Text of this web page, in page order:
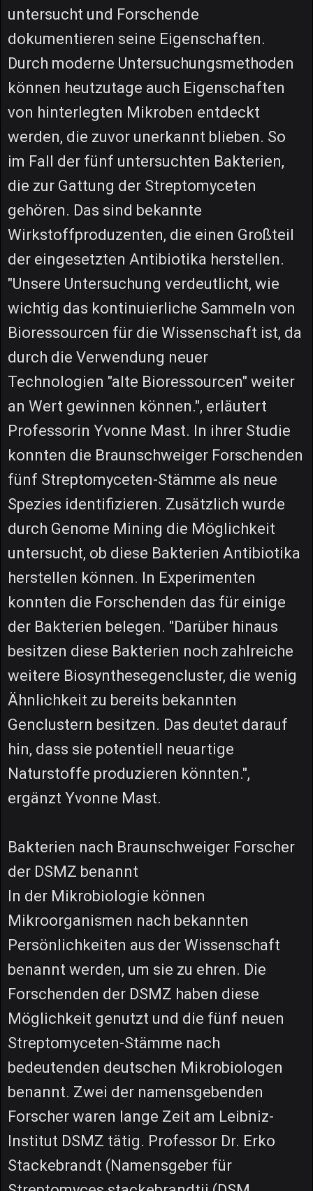
untersucht und Forschende
dokumentieren seine Eigenschaften.
Durch moderne Untersuchungsmethoden
können heutzutage auch Eigenschaften
von hinterlegten Mikroben entdeckt
werden, die zuvor unerkannt blieben. So
im Fall der fünf untersuchten Bakterien,
die zur Gattung der Streptomyceten
gehören. Das sind bekannte
Wirkstoffproduzenten, die einen Großteil
der eingesetzten Antibiotika herstellen.
"Unsere Untersuchung verdeutlicht, wie
wichtig das kontinuierliche Sammeln von
Bioressourcen für die Wissenschaft ist, da
durch die Verwendung neuer
Technologien "alte Bioressourcen" weiter
an Wert gewinnen können.", erläutert
Professorin Yvonne Mast. In ihrer Studie
konnten die Braunschweiger Forschenden
fünf Streptomyceten-Stämme als neue
Spezies identifizieren. Zusätzlich wurde
durch Genome Mining die Möglichkeit
untersucht, ob diese Bakterien Antibiotika
herstellen können. In Experimenten
konnten die Forschenden das für einige
der Bakterien belegen. "Darüber hinaus
besitzen diese Bakterien noch zahlreiche
weitere Biosynthesegencluster, die wenig
Ähnlichkeit zu bereits bekannten
Genclustern besitzen. Das deutet darauf
hin, dass sie potentiell neuartige
Naturstoffe produzieren könnten.",
ergänzt Yvonne Mast.
Bakterien nach Braunschweiger Forscher
der DSMZ benannt
In der Mikrobiologie können
Mikroorganismen nach bekannten
Persönlichkeiten aus der Wissenschaft
benannt werden, um sie zu ehren. Die
Forschenden der DSMZ haben diese
Möglichkeit genutzt und die fünf neuen
Streptomyceten-Stämme nach
bedeutenden deutschen Mikrobiologen
benannt. Zwei der namensgebenden
Forscher waren lange Zeit am Leibniz-
Institut DSMZ tätig. Professor Dr. Erko
Stackebrandt (Namensgeber für